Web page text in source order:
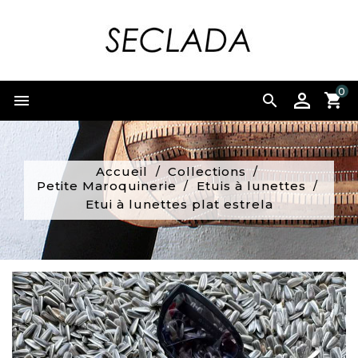

 0
Accueil
Collections
Petite Maroquinerie
Etuis à lunettes
Etui à lunettes plat estrela